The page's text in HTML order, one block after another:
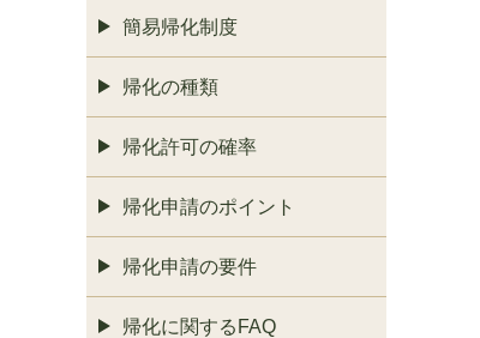
簡易帰化制度
帰化の種類
帰化許可の確率
帰化申請のポイント
帰化申請の要件
帰化に関するFAQ